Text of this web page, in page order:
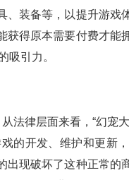
装备等，以提升游戏
得原本需要付费才能
吸引力。
法律层面来看，“幻宠
的开发、维护和更新
现破坏了这种正常的